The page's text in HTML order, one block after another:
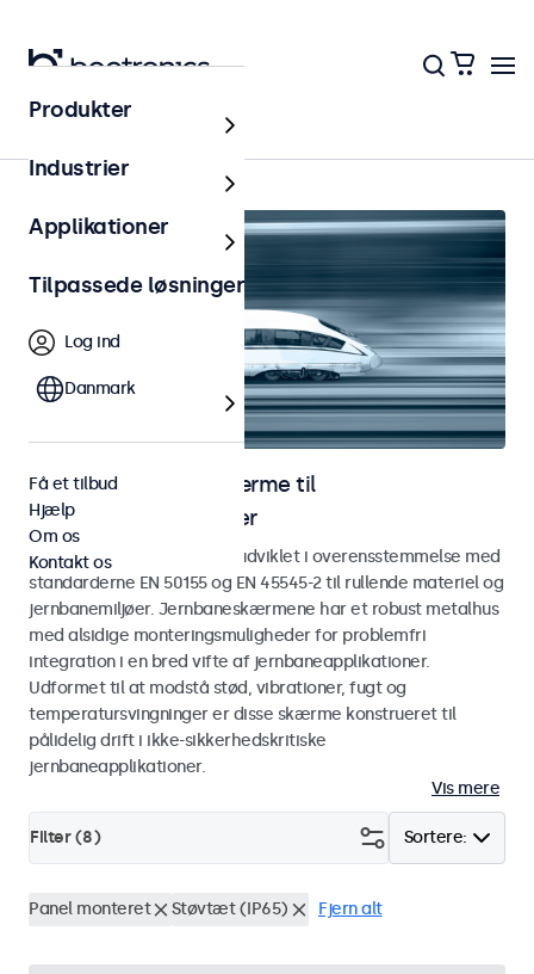
Hjem
Skærme og touchskærme til
jernbaneapplikationer
Skærme og touchskærme udviklet i overensstemmelse med
standarderne EN 50155 og EN 45545-2 til rullende materiel og
jernbanemiljøer. Jernbaneskærmene har et robust metalhus
med alsidige monteringsmuligheder for problemfri
integration i en bred vifte af jernbaneapplikationer.
Udformet til at modstå stød, vibrationer, fugt og
temperatursvingninger er disse skærme konstrueret til
pålidelig drift i ikke-sikkerhedskritiske
jernbaneapplikationer.
Vis mere
Sortere:
Filter (8)
Panel monteret Støvtæt (IP65) Fjern alt
Produkter
Industrier
Applikationer
Tilpassede løsninger
Log ind
Danmark
Få et tilbud
Hjælp
Om os
Kontakt os